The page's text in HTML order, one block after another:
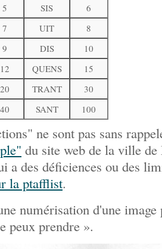
5 SIS
6
7 UIT
8
9 DIS
10
12 QUENS
15
20 TRANT
30
40 SANT 100
ne sont pas sans
du site web de la ville
a des déficiences ou des
la ptafflist.
numérisation d'une
peux prendre ».